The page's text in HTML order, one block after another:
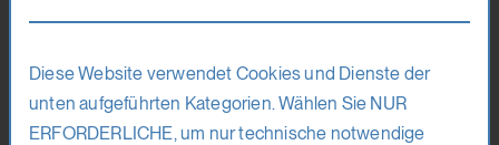
17. – 29. 8. 26
Rossen Daskalov
Diese Website verwendet Cookies und Dienste der
unten aufgeführten Kategorien. Wählen Sie NUR
ERFORDERLICHE, um nur technische notwendige